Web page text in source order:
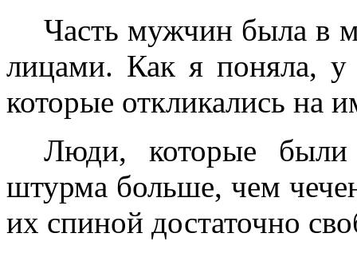
Часть мужчин была в
лицами. Как я поняла,
которые откликались на
Люди, которые были
штурма больше, чем
их спиной достаточно